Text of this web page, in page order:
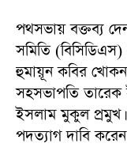
পথসভায় বক্তব্য দেন
সমিতি
হুমায়ূন কবির
সহসভাপতি
ইসলাম মুকুল প্রমুখ।
পদত্যাগ দাবি করেন।